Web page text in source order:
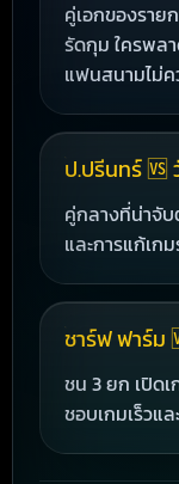
คู่เอกของราย
รัดกุม ใครพล
แฟนสนามไม่
ป.ปรีนทร์ 🆚
คู่กลางที่น่าจับ
และการแก้เก
ชาร์ฟ ฟาร์ม
ชน 3 ยก เปิดเ
ชอบเกมเร็วแ